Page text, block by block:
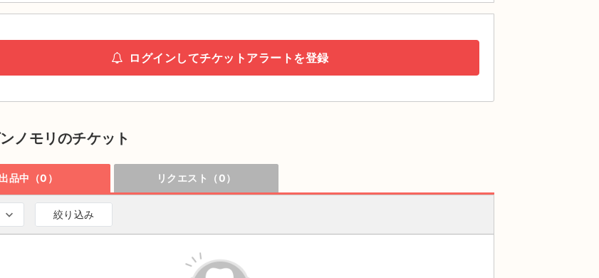
ログインしてチケットアラートを登録
ノモリのチケット
出品中（0） リクエスト（0）
絞り込み